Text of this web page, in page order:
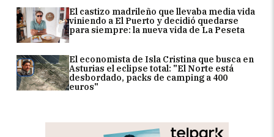
El castizo madrileño que llevaba media vida
viniendo a El Puerto y decidió quedarse
para siempre: la nueva vida de La Peseta
El economista de Isla Cristina que busca en
Asturias el eclipse total: "El Norte está
desbordado, packs de camping a 400
euros"